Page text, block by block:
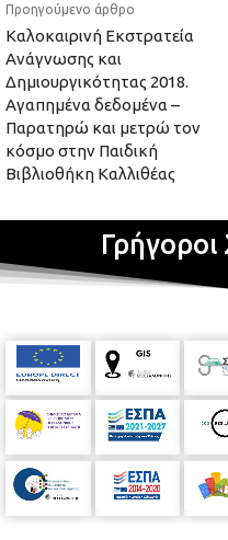
Προηγούμενο άρθρο
Καλοκαιρινή Εκστρατεία
Ανάγνωσης και
Δημιουργικότητας 2018.
Αγαπημένα δεδομένα –
Παρατηρώ και μετρώ τον
κόσμο στην Παιδική
Βιβλιοθήκη Καλλιθέας
Γρήγοροι